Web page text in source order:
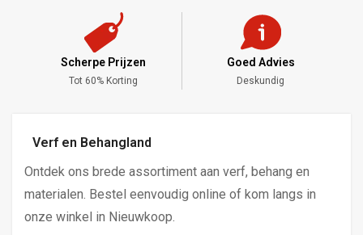
Scherpe Prijzen
Tot 60% Korting
Goed Advies
Deskundig
Verf en Behangland
Ontdek ons brede assortiment aan verf, behang en
materialen. Bestel eenvoudig online of kom langs in
onze winkel in Nieuwkoop.